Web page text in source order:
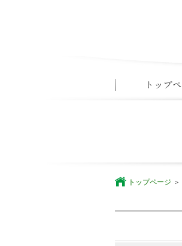
トップページ